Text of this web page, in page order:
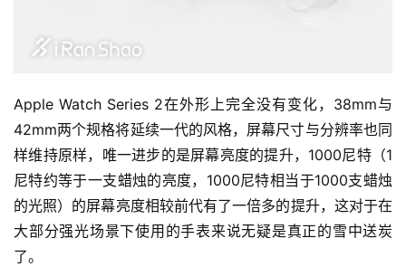
Apple Watch Series 2在外形上完全没有变化，38mm与
42mm两个规格将延续一代的风格，屏幕尺寸与分辨率也同
样维持原样，唯一进步的是屏幕亮度的提升，1000尼特（1
尼特约等于一支蜡烛的亮度，1000尼特相当于1000支蜡烛
的光照）的屏幕亮度相较前代有了一倍多的提升，这对于在
大部分强光场景下使用的手表来说无疑是真正的雪中送炭
了。